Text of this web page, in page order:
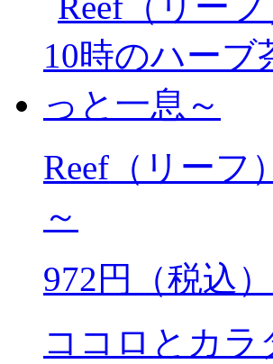
Reef（リーフ
～
972円（税込）
ココロとカ